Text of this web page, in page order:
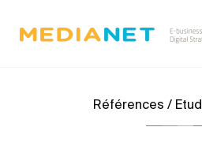
Références /